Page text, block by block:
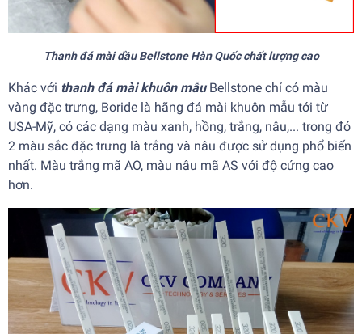
Thanh đá mài dầu Bellstone Hàn Quốc chất lượng cao
Khác với thanh đá mài khuôn mẫu Bellstone chỉ có màu
vàng đặc trưng, Boride là hãng đá mài khuôn mẫu tới từ
USA-Mỹ, có các dạng màu xanh, hồng, trắng, nâu,... trong đó
2 màu sắc đặc trưng là trắng và nâu được sử dụng phổ biến
nhất. Màu trắng mã AO, màu nâu mã AS với độ cứng cao
hơn.